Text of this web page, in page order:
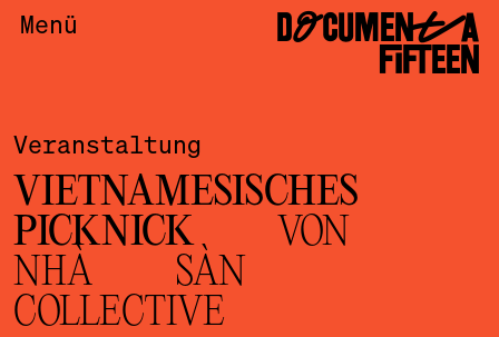
Menü DOCUMENTA
FIFTEEN
Veranstaltung
VIETNAMESISCHES
PICKNICK VON
NHÀ SÀN
COLLECTIVE